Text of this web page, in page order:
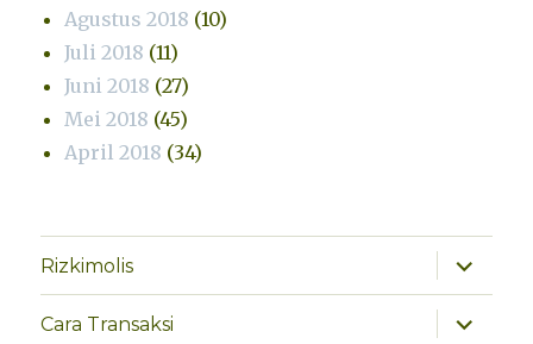
Agustus 2018 (10)
Juli 2018 (11)
Juni 2018 (27)
Mei 2018 (45)
April 2018 (34)
Rizkimolis
perlebar
menu
anak
Cara Transaksi
perlebar
menu